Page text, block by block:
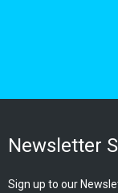
Newsletter
Sign up to our